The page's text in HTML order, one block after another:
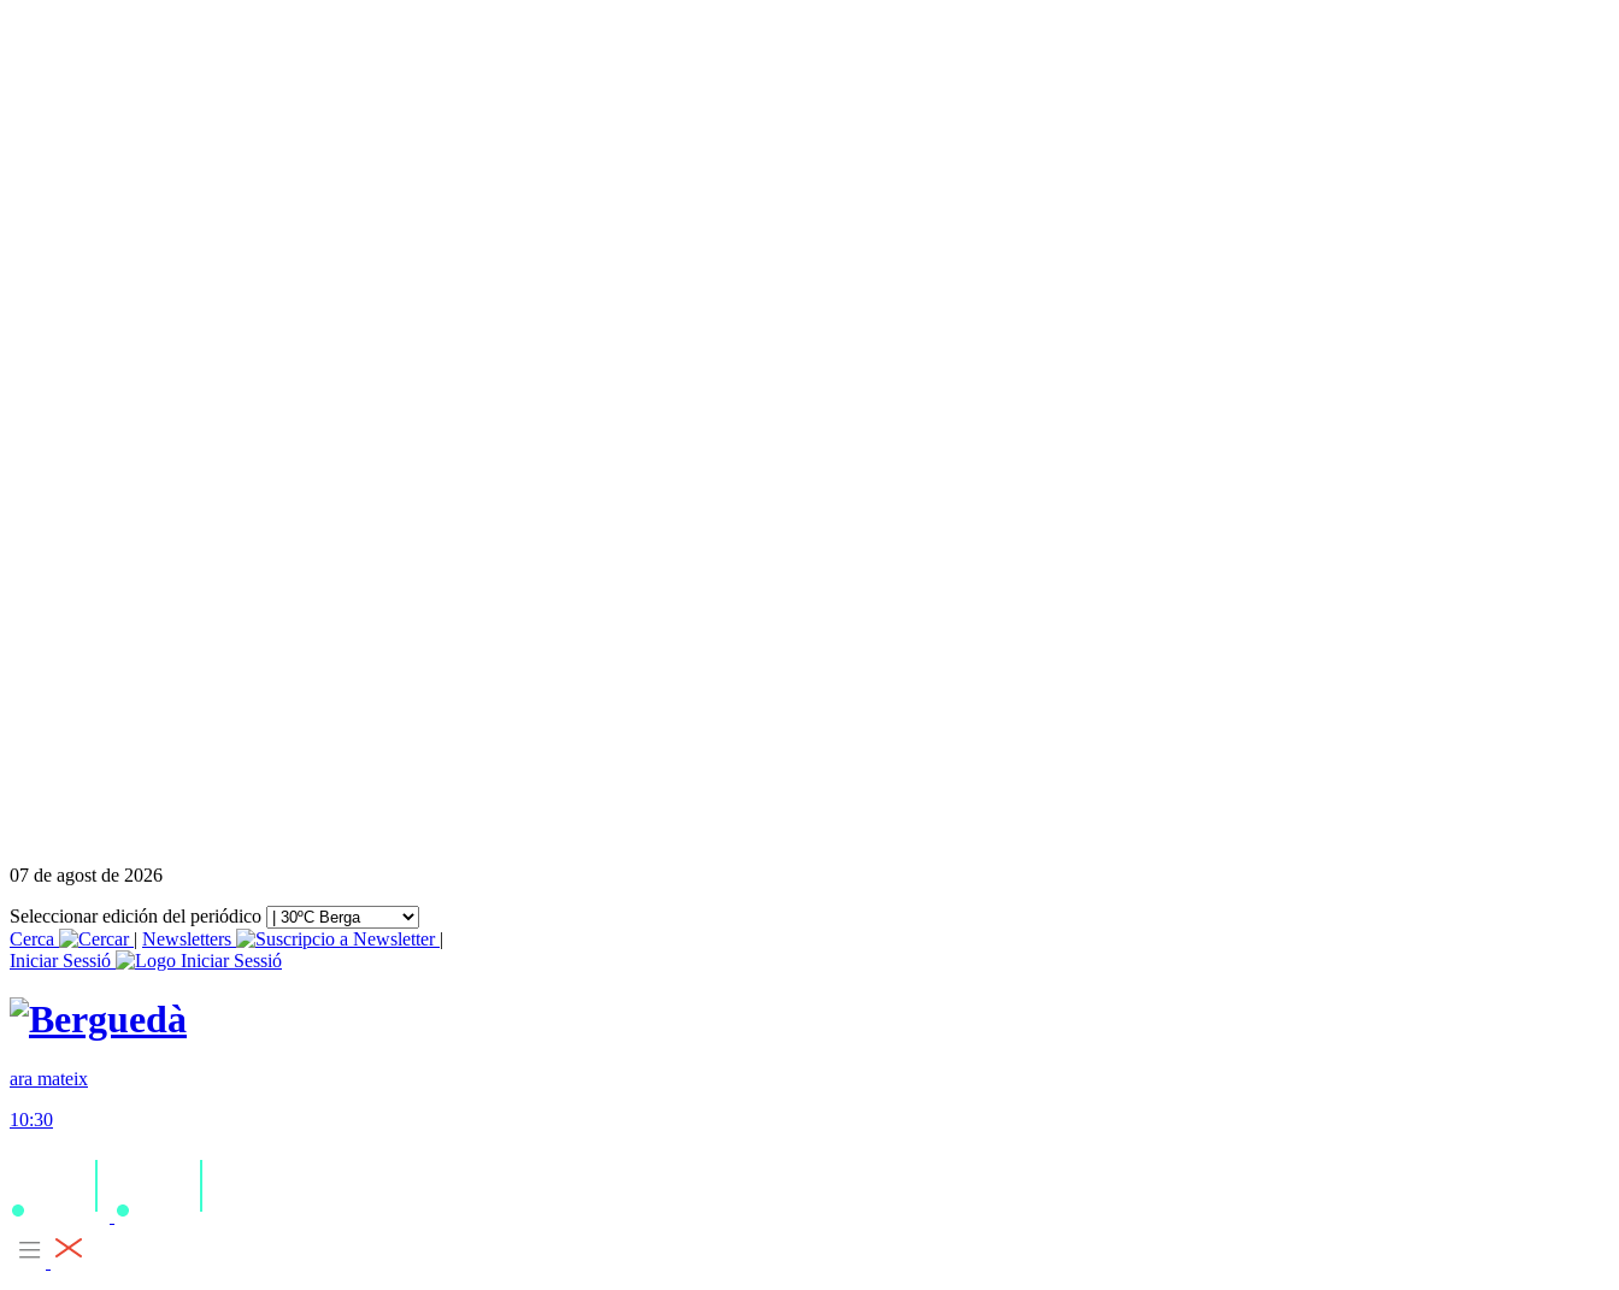
07 de agost de 2026
Seleccionar edición del periódico
Cerca
| Newsletters
|
Iniciar Sessió
ara mateix
10:30